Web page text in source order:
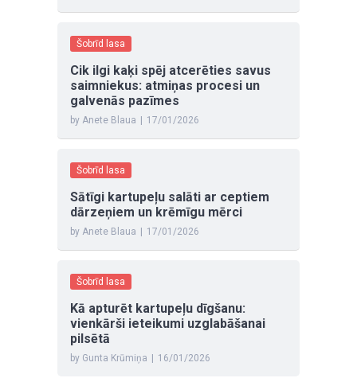
Šobrīd lasa
Cik ilgi kaķi spēj atcerēties savus
saimniekus: atmiņas procesi un
galvenās pazīmes
by Anete Blaua | 17/01/2026
Šobrīd lasa
Sātīgi kartupeļu salāti ar ceptiem
dārzeņiem un krēmīgu mērci
by Anete Blaua | 17/01/2026
Šobrīd lasa
Kā apturēt kartupeļu dīgšanu:
vienkārši ieteikumi uzglabāšanai
pilsētā
by Gunta Krūmiņa | 16/01/2026